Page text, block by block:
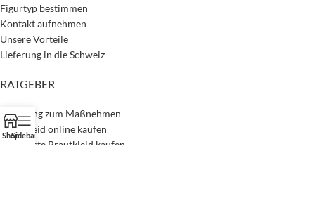
Figurtyp bestimmen
Kontakt aufnehmen
Unsere Vorteile
Lieferung in die Schweiz
RATGEBER
Anleitung zum Maßnehmen
Brautkleid online kaufen
Checkliste Brautkleid kaufen
ShopSidebar